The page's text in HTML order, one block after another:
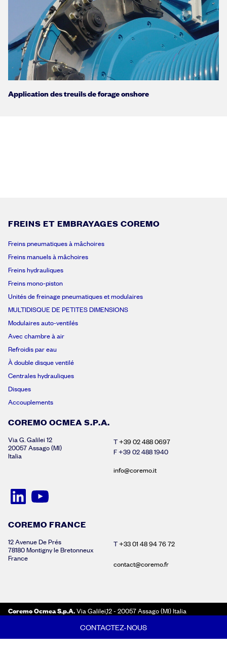
Application des treuils de forage onshore
FREINS ET EMBRAYAGES COREMO
Freins pneumatiques à mâchoires
Freins manuels à mâchoires
Freins hydrauliques
Freins mono-piston
Unités de freinage pneumatiques et modulaires
MULTIDISQUE DE PETITES DIMENSIONS
Modulaires auto-ventilés
Avec chambre à air
Refroidis par eau
À double disque ventilé
Centrales hydrauliques
Disques
Accouplements
COREMO OCMEA S.P.A.
Via G. Galilei 12
20057 Assago (MI)
Italia
T+39 02 488 0697
F +39 02 488 1940
info@coremo.it
COREMO FRANCE
12 Avenue De Prés
78180 Montigny le Bretonneux
France
T+33 01 48 94 76 72
contact@coremo.fr
Coremo Ocmea S.p.A.Via Galilei,12 - 20057 Assago (MI) Italia
Numéro d'identification fiscale : IT00757810155
CONTACTEZ-NOUS